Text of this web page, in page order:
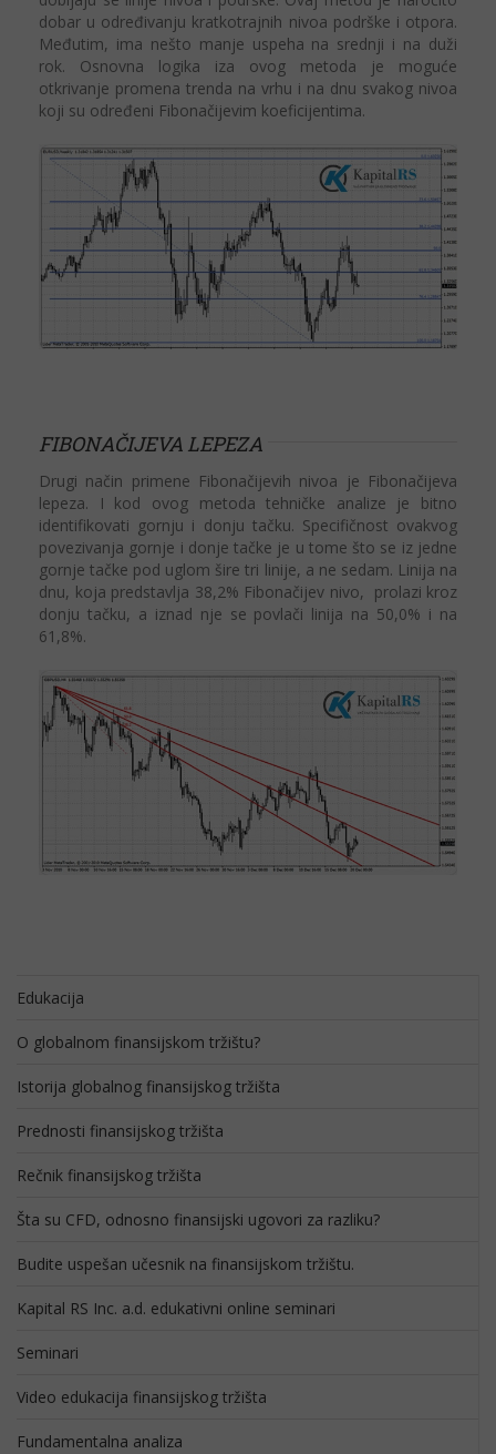
dobar u određivanju kratkotrajnih nivoa podrške i otpora.
Međutim, ima nešto manje uspeha na srednji i na duži
rok. Osnovna logika iza ovog metoda je moguće
otkrivanje promena trenda na vrhu i na dnu svakog nivoa
koji su određeni Fibonačijevim koeficijentima.
FIBONAČIJEVA LEPEZA
Drugi način primene Fibonačijevih nivoa je Fibonačijeva
lepeza. I kod ovog metoda tehničke analize je bitno
identifikovati gornju i donju tačku. Specifičnost ovakvog
povezivanja gornje i donje tačke je u tome što se iz jedne
gornje tačke pod uglom šire tri linije, a ne sedam. Linija na
dnu, koja predstavlja 38,2% Fibonačijev nivo, prolazi kroz
donju tačku, a iznad nje se povlači linija na 50,0% i na
61,8%.
Edukacija
O globalnom finansijskom tržištu?
Istorija globalnog finansijskog tržišta
Prednosti finansijskog tržišta
Rečnik finansijskog tržišta
Šta su CFD, odnosno finansijski ugovori za razliku?
Budite uspešan učesnik na finansijskom tržištu.
Kapital RS Inc. a.d. edukativni online seminari
Seminari
Video edukacija finansijskog tržišta
Fundamentalna analiza